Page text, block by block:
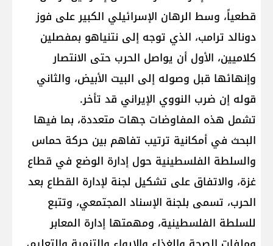
قطعياً، وسط الرهان الإسرائيلي الكبير على فوز
دونالد ترامب، الذي توجه إلى نتنياهو بمفصلين
كلاميين، الأول أن يواصل الحرب حتى الانتصار
وإنهائها قبل وصوله إلى البيت الأبيض، والثاني
قوله إن ضرب النووي الإيراني قد تأخر.
تشمل هذه المفاوضات جهات متعددة، بما فيها
البحث في أمكانية ترتيب تفاهم بين حركة حماس
والسلطة الفلسطينية حول إدارة الوضع في قطاع
غزة، والاتفاق على تشكيل لجنة لإدارة القطاع بعد
الحرب، تسمى بلجنة الإسناد المجتمعي، وتتبع
للسلطة الفلسطينية، ومهمتها إدارة المعابر